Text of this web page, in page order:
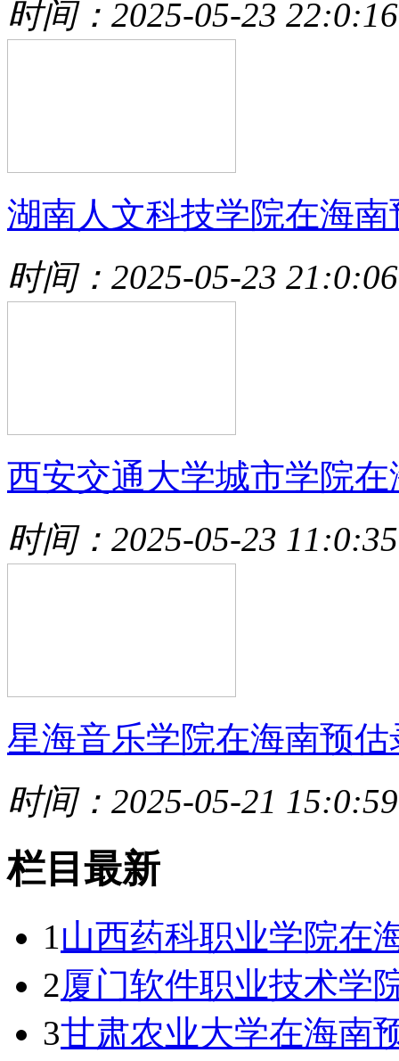
时间：2025-05-23 22:0:16
湖南人文科技学院在海南
时间：2025-05-23 21:0:06
西安交通大学城市学院在
时间：2025-05-23 11:0:35
星海音乐学院在海南预估
时间：2025-05-21 15:0:59
栏目最新
1山西药科职业学院在
2厦门软件职业技术学
3甘肃农业大学在海南